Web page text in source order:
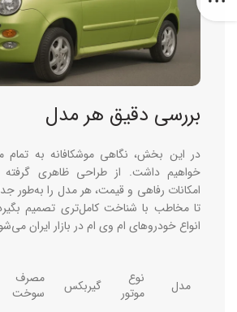
بررسی دقیق هر مدل
در این بخش، نگاهی موشکافانه به
خواهیم داشت. از طراحی ظاهری گرفته
امکانات رفاهی و قیمت، هر مدل را به‌طور
تا مخاطب با شناخت کامل‌تری تصمیم
انواع خودروهای ام وی ام در بازار ایران
مدل
نوع
موتور
گیربکس
مصرف
سوخت